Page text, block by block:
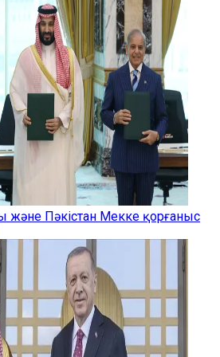
және Пәкістан Мекке қорғаныс